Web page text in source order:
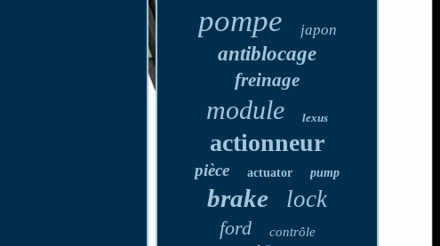
pompe japon
antiblocage
freinage
module lexus
actionneur
pièce actuator pump
brake lock
ford contrôle